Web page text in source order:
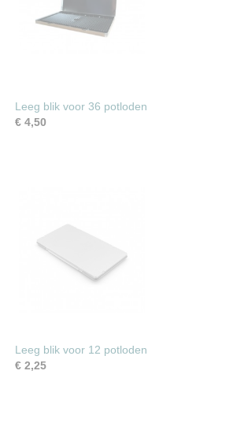
Leeg blik voor 36 potloden
€ 4,50
Leeg blik voor 12 potloden
€ 2,25